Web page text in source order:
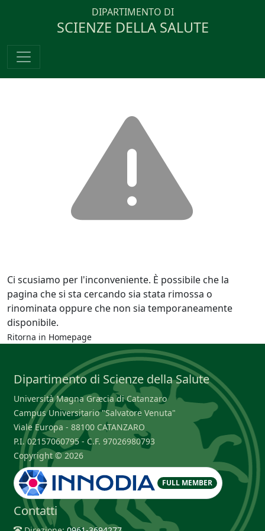
DIPARTIMENTO DI
SCIENZE DELLA SALUTE
Ci scusiamo per l'inconveniente. È possibile che la
pagina che si sta cercando sia stata rimossa o
rinominata oppure che non sia temporaneamente
disponibile.
Ritorna in Homepage
Dipartimento di Scienze della Salute
Università Magna Græcia di Catanzaro
Campus Universitario "Salvatore Venuta"
Viale Europa - 88100 CATANZARO
P.I. 02157060795 - C.F. 97026980793
Copyright © 2026
FULL MEMBER
Contatti